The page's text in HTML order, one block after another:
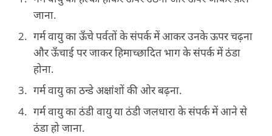
जाना.
गर्म वायु का ऊँचे पर्वतों के संपर्क में आकर उनके ऊपर चढ़ना
और ऊँचाई पर जाकर हिमाच्छादित भाग के संपर्क में ठंडा
होना.
गर्म वायु का ठन्डे अक्षांशों की ओर बढ़ना.
गर्म वायु का ठंडी वायु या ठंडी जलधारा के संपर्क में आने से
ठंडा हो जाना.